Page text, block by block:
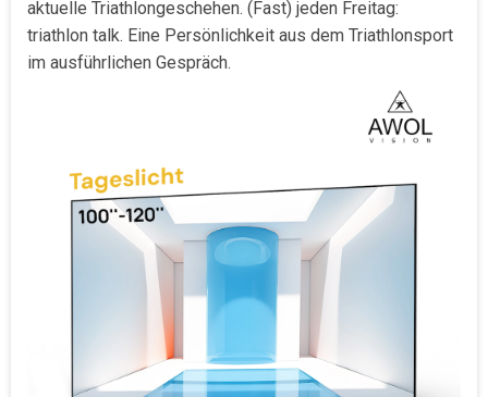
aktuelle Triathlongeschehen. (Fast) jeden Freitag:
triathlon talk. Eine Persönlichkeit aus dem Triathlonsport
im ausführlichen Gespräch.